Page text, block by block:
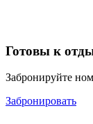
Готовы к
Забронируйте
Забронировать